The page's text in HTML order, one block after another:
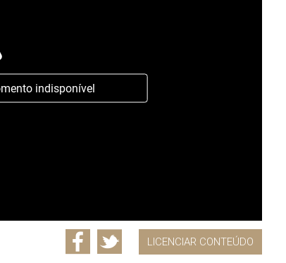
indisponível
LICENCIAR CONTEÚDO